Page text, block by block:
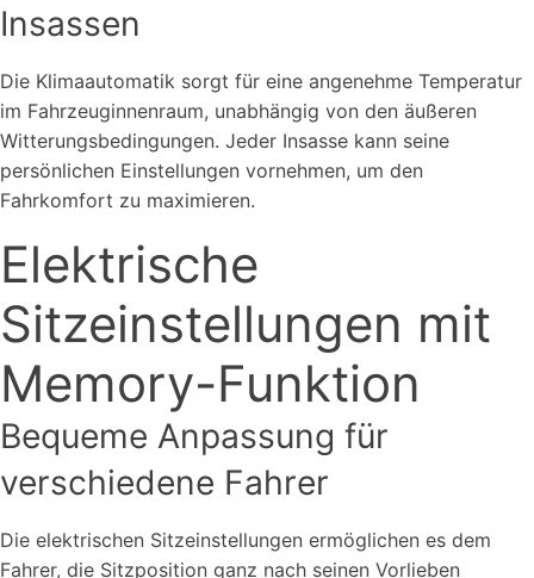
Insassen
Die Klimaautomatik sorgt für eine angenehme Temperatur
im Fahrzeuginnenraum, unabhängig von den äußeren
Witterungsbedingungen. Jeder Insasse kann seine
persönlichen Einstellungen vornehmen, um den
Fahrkomfort zu maximieren.
Elektrische
Sitzeinstellungen mit
Memory-Funktion
Bequeme Anpassung für
verschiedene Fahrer
Die elektrischen Sitzeinstellungen ermöglichen es dem
Fahrer, die Sitzposition ganz nach seinen Vorlieben